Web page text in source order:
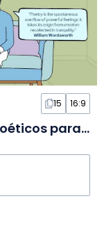
15 16:9
Lección de recursos sonoros poéticos para secundaria en Diapositivas